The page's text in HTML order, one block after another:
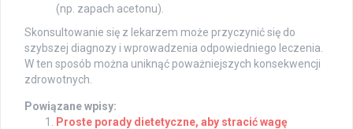
(np. zapach acetonu).
Skonsultowanie się z lekarzem może przyczynić się do
szybszej diagnozy i wprowadzenia odpowiedniego leczenia.
W ten sposób można uniknąć poważniejszych konsekwencji
zdrowotnych.
Powiązane wpisy:
Proste porady dietetyczne, aby stracić wagę